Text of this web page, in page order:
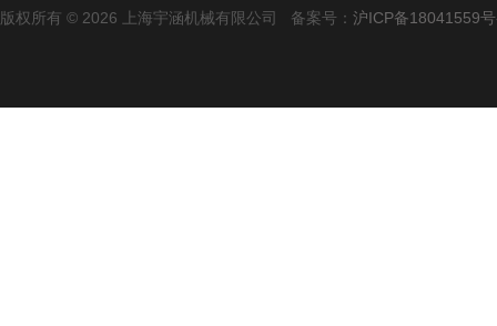
版权所有 © 2026 上海宇涵机械有限公司 备案号： 沪ICP备18041559